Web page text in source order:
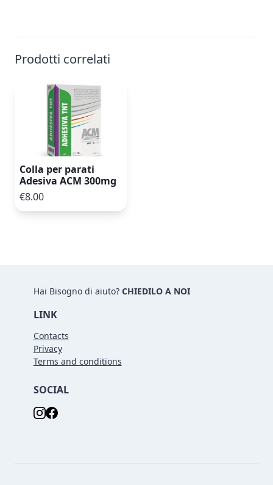
Prodotti correlati
Colla per parati
Adesiva ACM 300mg
€8.00
Hai Bisogno di aiuto? CHIEDILO A NOI
LINK
Contacts
Privacy
Terms and conditions
SOCIAL